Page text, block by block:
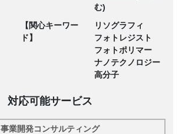
む)
【関心キーワー
ド】
リソグラフィ
フォトレジスト
フォトポリマー
ナノテクノロジー
高分子
対応可能サービス
事業開発コンサルティング